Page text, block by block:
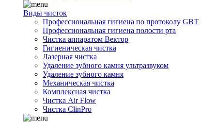
Виды чисток
Профессиональная гигиена по протоколу GBT
Профессиональная гигиена полости рта
Чистка аппаратом Вектор
Гигиеническая чистка
Лазерная чистка
Удаление зубного камня ультразвуком
Удаление зубного камня
Механическая чистка
Комплексная чистка
Чистка Air Flow
Чистка ClinPro